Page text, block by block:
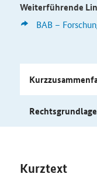
Weiterführende
BAB –
Rechtsgrundlage
Kurztext